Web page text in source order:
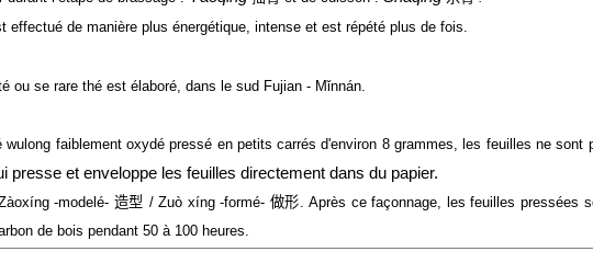
effectué de manière plus énergétique, intense et est répété plus de fois.
ou se rare thé est élaboré, dans le sud Fujian - Mǐnnán.
wulong faiblement oxydé pressé en petits carrés d'environ 8 grammes, les feuilles ne sont
presse et enveloppe les feuilles directement dans du papier.
-modelé- 造型 / Zuò xíng -formé- 做形. Après ce façonnage, les feuilles pressées
de bois pendant 50 à 100 heures.